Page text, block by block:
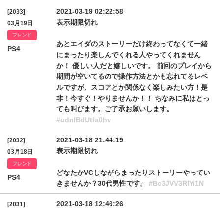
[2033]
03月19日
フレンド
PS4
2021-03-19 02:22:58
表示期限切れ
あとエイダのストーリーだけ終わってなくて一緒
にまったり楽しんでくれる人やってくれません
か！ 優しい人だと嬉しいです。 前回のプレイから
期間が空いてるので操作方法とかも忘れてるレベ
ルですが、スコアとか関係なく楽しみたい方！是
非！今すぐ！やりませんか！！ ちなみに私はとっ
ても叫びます。ご了承お願いします。
#udnlBdUtfa0hv
[2032]
03月18日
フレンド
PS4
2021-03-18 21:44:19
表示期限切れ
どなたかVCしながらまったりストーリーやってい
きませんか？30代男性です。 #Bc3JVV3RlYi1N
[2031]
2021-03-18 12:46:26